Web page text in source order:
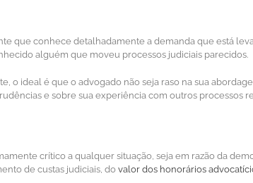
que conhece detalhadamente a demanda que está
alguém que moveu processos judiciais parecidos.
o ideal é que o advogado não seja raso na sua
e sobre sua experiência com outros processos
crítico a qualquer situação, seja em razão da
de custas judiciais, dovalor dos honorários